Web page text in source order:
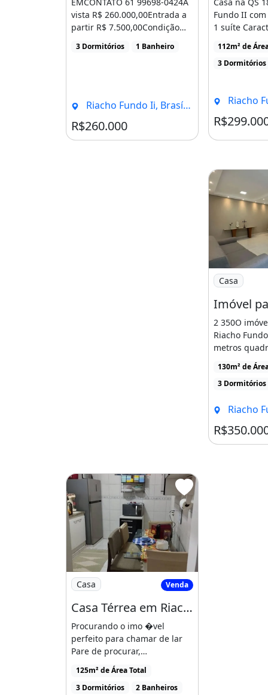
Sem custo para análise
Aprovação super rápida.
Parcelas no boleto do banco do
Deixa seu número no chat que te
vista R$ 260.000,00Entrada a
partir R$ 7.500,00Condição
3 Dormitórios 1 Banheiro
Riacho Fundo Ii, Brasília - DF
R$260.000
Fundo II
1 suíte
3 quartos [...]
112m² de
3 Dormitórios
Riacho
Imagem:
Casa
2 350O
Riacho
metros
quartos
130m² de
3 Dormitórios
Riacho
Imagem: Casa Térrea em Riacho Fundo Ii,
Casa Venda
Casa Térrea em Riacho Fundo Ii, Brasília/Df
Procurando o imo �vel
perfeito para chamar de lar
Pare de procurar,
encontramos a casa te �rrea
dos [...]
125m² de Área Total
3 Dormitórios
2 Banheiros